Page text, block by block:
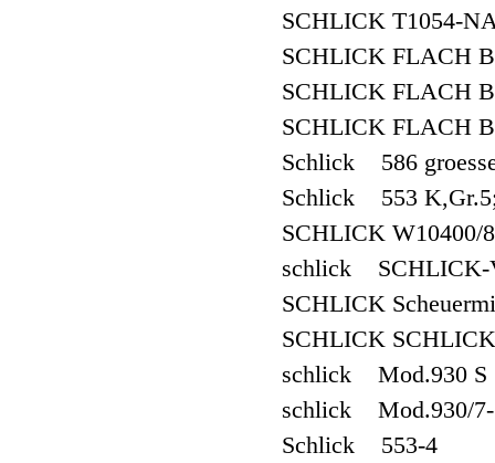
SCHLICK T1054-
SCHLICK FLACH
SCHLICK FLACH
SCHLICK FLACH
Schlick 586
Schlick 553
SCHLICK W10400/8
schlick SCHLICK-
SCHLICK
SCHLICK
schlick Mod.930 S
schlick Mod.930/7-
Schlick 553-4